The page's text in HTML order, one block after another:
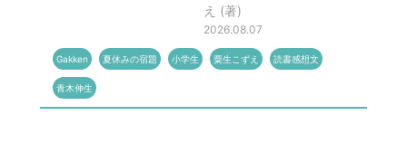
え (著)
2026.08.07
Gakken 夏休みの宿題 小学生 粟生こずえ 読書感想文
青木伸生